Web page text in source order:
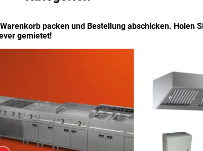
packen und Bestellung abschicken. Holen
gemietet!